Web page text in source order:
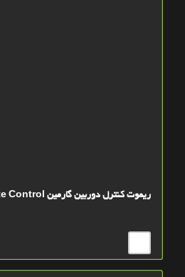
ریموت کنترل دوربین گارمین Garmin Virb Remte Control